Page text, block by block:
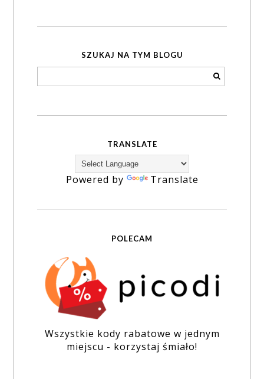
SZUKAJ NA TYM BLOGU
TRANSLATE
Powered by Translate
POLECAM
Wszystkie kody rabatowe w jednym
miejscu - korzystaj śmiało!